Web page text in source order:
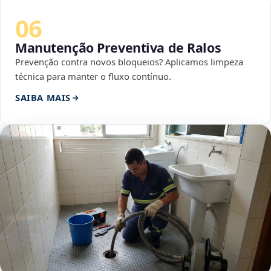
06
Manutenção Preventiva de Ralos
Prevenção contra novos bloqueios? Aplicamos limpeza
técnica para manter o fluxo contínuo.
SAIBA MAIS